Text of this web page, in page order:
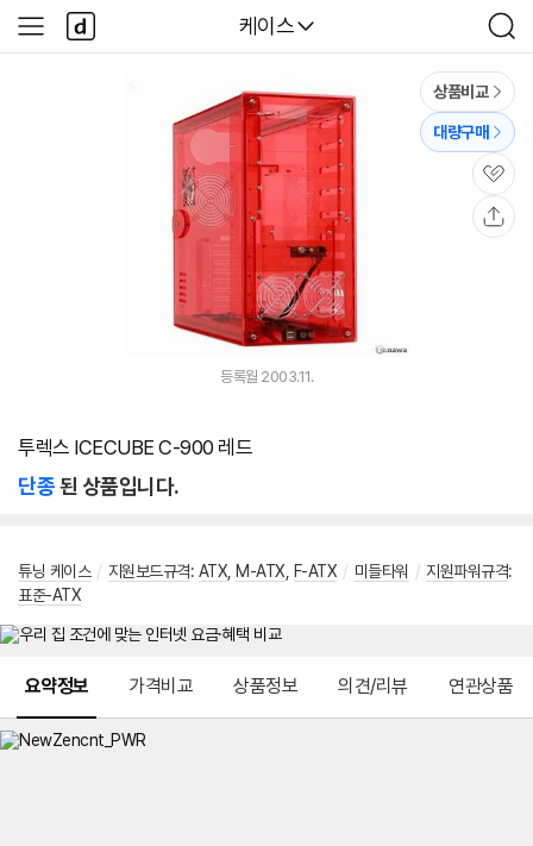
다나와
케이스
검
색
사
이
다
나
와
상품비교
대량구매
관
심
등록월 2003.11.
투렉스 ICECUBE C-900 레드
단종된 상품입니다.
튜닝 케이스 / 지원보드규격: ATX M-ATX F-ATX / 미들타워 / 지원파워규격:
표준-ATX
요약정보 가격비교 상품정보 의견/리뷰 연관상품